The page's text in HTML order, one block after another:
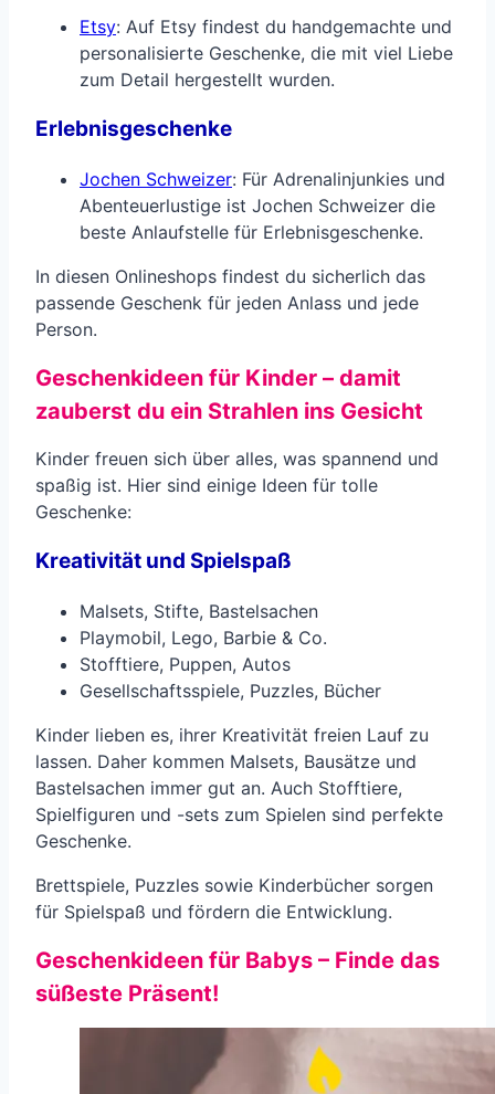
Etsy: Auf Etsy findest du handgemachte und
personalisierte Geschenke, die mit viel Liebe
zum Detail hergestellt wurden.
Erlebnisgeschenke
Jochen Schweizer: Für Adrenalinjunkies und
Abenteuerlustige ist Jochen Schweizer die
beste Anlaufstelle für Erlebnisgeschenke.
In diesen Onlineshops findest du sicherlich das
passende Geschenk für jeden Anlass und jede
Person.
Geschenkideen für Kinder – damit
zauberst du ein Strahlen ins Gesicht
Kinder freuen sich über alles, was spannend und
spaßig ist. Hier sind einige Ideen für tolle
Geschenke:
Kreativität und Spielspaß
Malsets, Stifte, Bastelsachen
Playmobil, Lego, Barbie & Co.
Stofftiere, Puppen, Autos
Gesellschaftsspiele, Puzzles, Bücher
Kinder lieben es, ihrer Kreativität freien Lauf zu
lassen. Daher kommen Malsets, Bausätze und
Bastelsachen immer gut an. Auch Stofftiere,
Spielfiguren und -sets zum Spielen sind perfekte
Geschenke.
Brettspiele, Puzzles sowie Kinderbücher sorgen
für Spielspaß und fördern die Entwicklung.
Geschenkideen für Babys – Finde das
süßeste Präsent!